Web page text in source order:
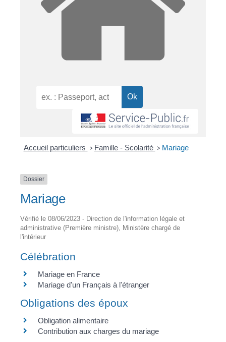
Accueil particuliers > Famille - Scolarité > Mariage
Dossier
Mariage
Vérifié le 08/06/2023 - Direction de l'information légale et
administrative (Première ministre), Ministère chargé de
l'intérieur
Célébration
Mariage en France
Mariage d'un Français à l'étranger
Obligations des époux
Obligation alimentaire
Contribution aux charges du mariage